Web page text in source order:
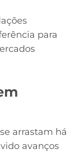
para
arrastam há
avanços